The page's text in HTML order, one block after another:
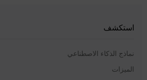
استكشف
نماذج الذكاء الاصطناعي
الميزات